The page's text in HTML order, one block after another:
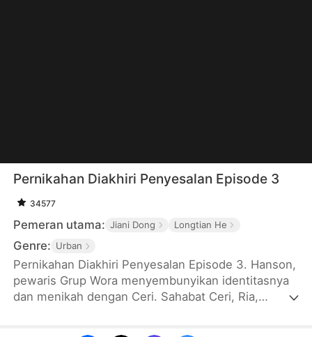
Pernikahan Diakhiri Penyesalan Episode 3
34577
Pemeran utama: Jiani Dong Longtian He
Genre: Urban
Pernikahan Diakhiri Penyesalan Episode 3. Hanson,
pewaris Grup Wora menyembunyikan identitasnya
dan menikah dengan Ceri. Sahabat Ceri, Ria,